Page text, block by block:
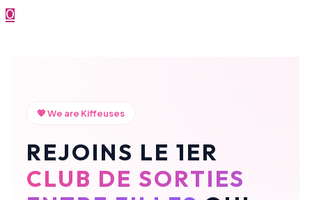
0
💖 We are Kiffeuses
REJOINS LE 1ER
CLUB DE SORTIES